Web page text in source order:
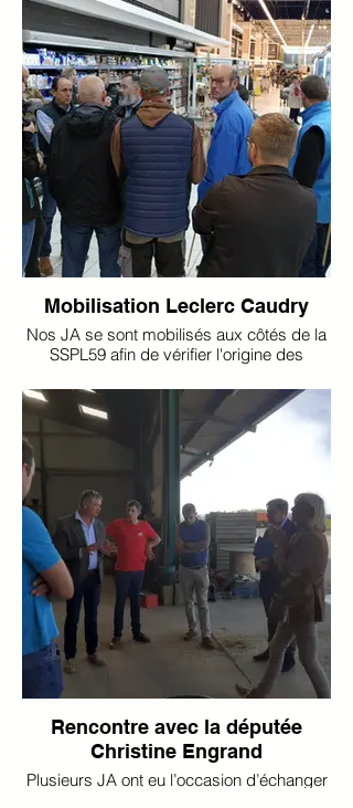
toutes les réglementations agricoles et de
faire un point de situation sur les actualités
syndicales : dérogation jachères, phyto,
ressource en eau, contraintes
économiques, …
Mobilisation Leclerc Caudry
Nos JA se sont mobilisés aux côtés de la
SSPL59 afin de vérifier l'origine des
laitiers 🐄 Et c'est au Leclerc de Caudry
qu'ils se sont rendus 📍
Certains industriels utilisent des affichages
tendancieux ou trompeurs sur l'origine du
lait dans les produits transformés. C'est
pour cela que la SSPL 59 a organisé cette
mobilisation afin de vérifier l'origine des
matières premières !
Rencontre avec la députée
Christine Engrand
Plusieurs JA ont eu l’occasion d’échanger